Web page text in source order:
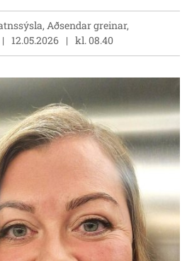
Aðsendar greinar,
12.05.2026 kl. 08.40